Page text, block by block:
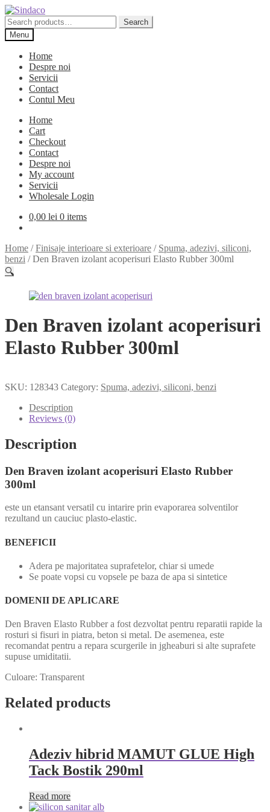
Skip
to
navigation
Skip
to
content
Search
for:
Search
Menu
Home
Despre noi
Servicii
Contact
Contul Meu
Home
Cart
Checkout
Contact
Despre noi
My account
Servicii
Wholesale Login
0,00 lei 0 items
Home /Finisaje interioare si exterioare / Spuma, adezivi, siliconi,
benzi /Den Braven izolant acoperisuri Elasto Rubber 300ml
🔍
Den Braven izolant acoperisuri
Elasto Rubber 300ml
SKU: 128343 Category: Spuma, adezivi, siliconi, benzi
Description
Reviews (0)
Description
Den Braven izolant acoperisuri Elasto Rubber
300ml
este un etansant versatil cu intarire prin evaporarea solventilor
rezultand un cauciuc plasto-elastic.
BENEFICII
Adera pe majoritatea suprafetelor, chiar si umede
Se poate vopsi cu vopsele pe baza de apa si sintetice
DOMENII DE APLICARE
Den Braven Elasto Rubber a fost dezvoltat pentru reparatii rapide la
rosturi si fisuri in piatra, beton si metal. De asemenea, este
recomandat pentru a repara scurgerile in jgheaburi si alte suprafete
supuse umiditatii.
Culoare: Transparent
Related products
Adeziv hibrid MAMUT GLUE High
Tack Bostik 290ml
Read more